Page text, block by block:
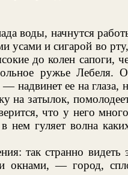
воды, начнутся
усами и сигарой во
до колен сапоги,
ружье Лебеля.
надвинет ее на глаза,
на затылок,
что у него
гуляет волна
так странно видеть
окнами, — город,